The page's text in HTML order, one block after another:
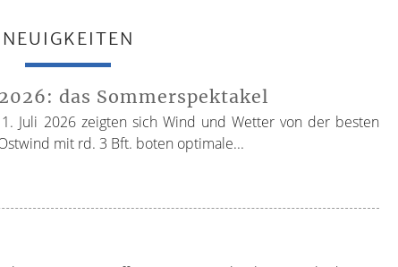
NEUIGKEITEN
das Sommerspektakel
Juli 2026 zeigten sich Wind und Wetter von der besten
mit rd. 3 Bft. boten optimale...